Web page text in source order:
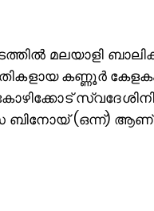
മലയാളി ബാലിക
കണ്ണൂർ
(ഒന്ന്) ആണ്